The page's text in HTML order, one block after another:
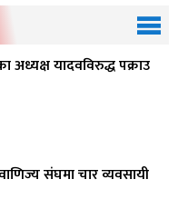
अध्यक्ष यादवविरुद्ध पक्राउ
संघमा चार व्यवसायी